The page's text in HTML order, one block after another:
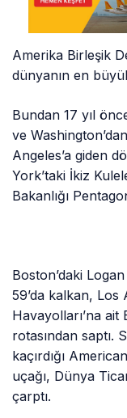
Amerika Birleşik
dünyanın en
Bundan 17 yıl
ve
Angeles’a giden
York’taki İkiz
Bakanlığı
Boston’daki
59’da kalkan, Los
Havayolları’na ait
rotasından saptı.
kaçırdığı
uçağı, Dünya
çarptı.